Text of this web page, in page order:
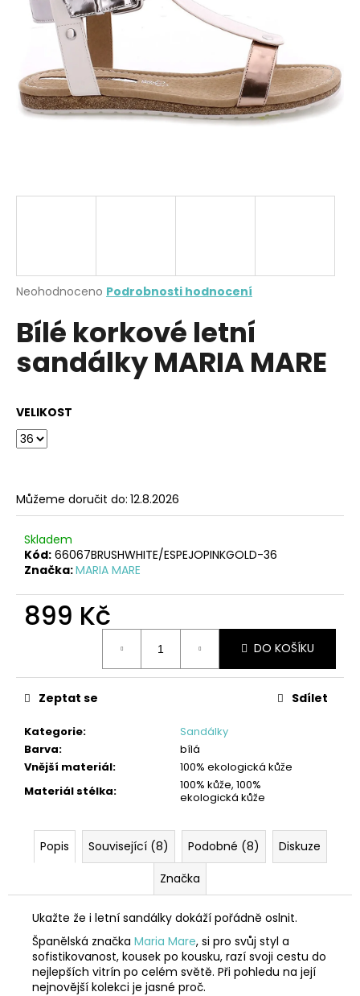
Průměrné
produktu
je
z
Neohodnoceno Podrobnosti hodnocení
Bílé korkové letní
sandálky MARIA MARE
VELIKOST
Můžeme doručit do: 12.8.2026
Skladem
Kód: 66067BRUSHWHITE/ESPEJOPINKGOLD-36
Značka:MARIA MARE
899 Kč
DO KOŠÍKU
Kategorie:
Sandálky
Barva:
bílá
Vnější materiál:
100% ekologická kůže
Materiál stélka:
100% kůže, 100%
ekologická kůže
Zeptat se Sdílet
Popis Související (8) Podobné (8)
Diskuze
Značka
Ukažte že i letní sandálky dokáží pořádně oslnit.
Španělská značka Maria Mare, si pro svůj styl a
sofistikovanost, kousek po kousku, razí svoji cestu do
nejlepších vitrín po celém světě. Při pohledu na její
nejnovější kolekci je jasné proč.
t
?
o
p
r
u
č
e
m
e
ČERVENÉ
KOŽENÉ
PANTOFLE
EMMA
SHOES
099
Kč